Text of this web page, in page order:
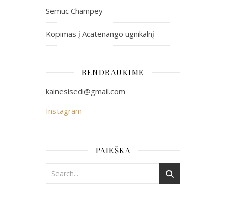
Semuc Champey
Kopimas į Acatenango ugnikalnį
BENDRAUKIME
kainesisedi@gmail.com
Instagram
PAIEŠKA